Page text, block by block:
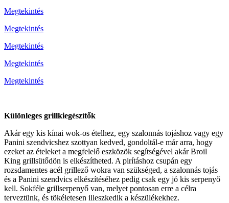
Megtekintés
Megtekintés
Megtekintés
Megtekintés
Megtekintés
Különleges grillkiegészítők
Akár egy kis kínai wok-os ételhez, egy szalonnás tojáshoz vagy egy
Panini szendvicshez szottyan kedved, gondoltál-e már arra, hogy
ezeket az ételeket a megfelelő eszközök segítségével akár Broil
King grillsütődön is elkészítheted. A pirításhoz csupán egy
rozsdamentes acél grillező wokra van szükséged, a szalonnás tojás
és a Panini szendvics elkészítéséhez pedig csak egy jó kis serpenyő
kell. Sokféle grillserpenyő van, melyet pontosan erre a célra
terveztünk, és tökéletesen illeszkedik a készülékekhez.